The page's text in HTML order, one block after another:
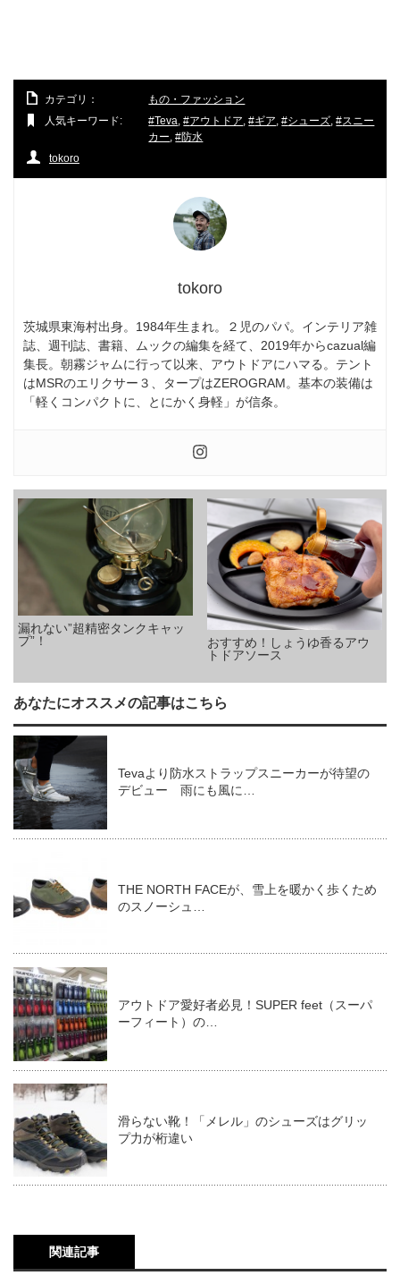
カテゴリ：
もの・ファッション
人気キーワード:
Teva, アウトドア, ギア, シューズ, スニー
カー, 防水
tokoro
tokoro
茨城県東海村出身。1984年生まれ。２児のパパ。インテリア雑
誌、週刊誌、書籍、ムックの編集を経て、2019年からcazual編
集長。朝霧ジャムに行って以来、アウトドアにハマる。テント
はMSRのエリクサー３、タープはZEROGRAM。基本の装備は
「軽くコンパクトに、とにかく身軽」が信条。
漏れない”超精密タンクキャッ
プ”！
おすすめ！しょうゆ香るアウ
トドアソース
あなたにオススメの記事はこちら
Tevaより防水ストラップスニーカーが待望の
デビュー 雨にも風に…
THE NORTH FACEが、雪上を暖かく歩くため
のスノーシュ…
アウトドア愛好者必見！SUPER feet（スーパ
ーフィート）の…
滑らない靴！「メレル」のシューズはグリッ
プ力が桁違い
関連記事